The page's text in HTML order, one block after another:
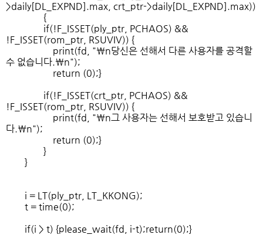
>daily[DL_EXPND].max, crt_ptr->daily[DL_EXPND].max))
{
if(!F_ISSET(ply_ptr, PCHAOS) &&
!F_ISSET(rom_ptr, RSUVIV)) {
print(fd, "\n당신은 선해서 다른 사용자를 공격할
수 없습니다.\n");
return (0);}
if(!F_ISSET(crt_ptr, PCHAOS) &&
!F_ISSET(rom_ptr, RSUVIV)) {
print(fd, "\n그 사용자는 선해서 보호받고 있습니
다.\n");
return (0);}
}
}
i = LT(ply_ptr, LT_KKONG);
t = time(0);
if(i > t) {please_wait(fd, i-t);return(0);}